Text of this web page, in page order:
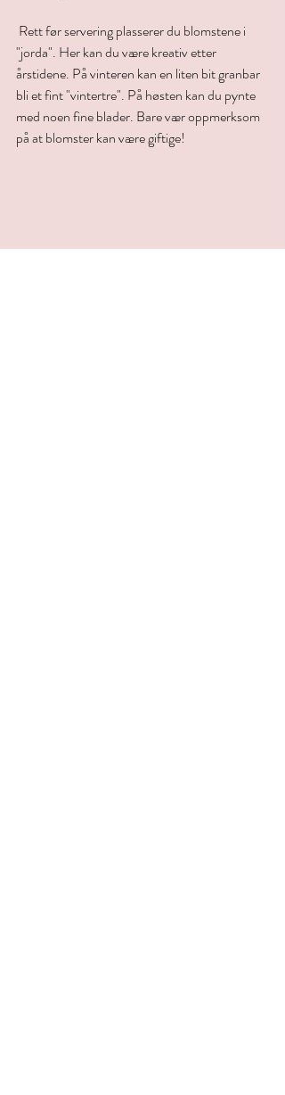
"jorda". Her kan du være kreativ etter
årstidene. På vinteren kan en liten bit granbar
bli et fint "vintertre". På høsten kan du pynte
med noen fine blader. Bare vær oppmerksom
på at blomster kan være giftige!